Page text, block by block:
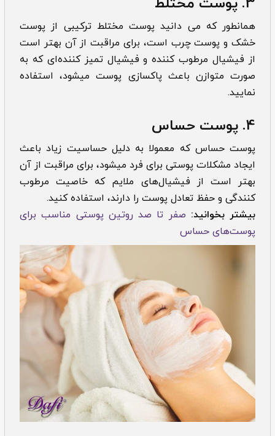
همانطور که می دانید پوست مختلط ترکیبی از پوست
خشک و پوست چرب است، برای مراقبت از آن بهتر است
از فیشیال مرطوب کننده و فیشیال تمیز کننده‌ای که به
صورت متوازن باعث پاکسازی پوست میشود، استفاده
نمایید.
4. پوست حساس
پوست حساس که معمولا به دلیل حساسیت زیاد باعث
ایجاد مشکلات پوستی برای فرد میشود، برای مراقبت از آن
بهتر است از فیشیال‌های ملایم که خاصیت مرطوب
کنندگی و حفظ تعادل پوست را دارند، استفاده کنید.
بیشتر بخوانید: صفر تا صد روتین پوستی مناسب برای
پوست‌های حساس